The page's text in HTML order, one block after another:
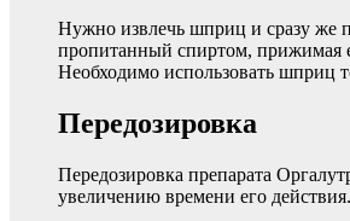
Нужно извлечь шприц и сразу же
пропитанный спиртом, прижимая
Необходимо использовать шприц
Передозировка
Передозировка препарата
увеличению времени его действия.